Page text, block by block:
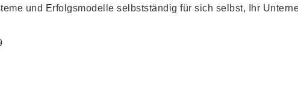
und Erfolgsmodelle selbstständig für sich selbst, Ihr